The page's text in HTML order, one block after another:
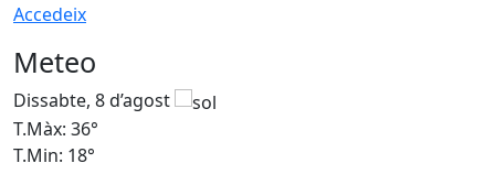
Accedeix
Meteo
Dissabte, 8 d’agost
T.Màx: 36°
T.Min: 18°